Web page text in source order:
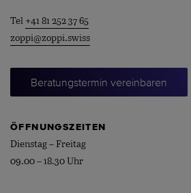
Tel +41 81 252 37 65
zoppi@zoppi.swiss
Beratungstermin vereinbaren
ÖFFNUNGSZEITEN
Dienstag – Freitag
09.00 – 18.30 Uhr